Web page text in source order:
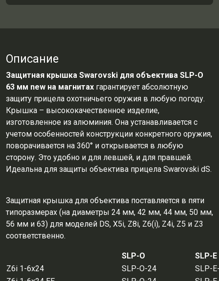
Описание
Защитная крышка Swarovski для объектива SLP-O
63 мм new на магнитах гарантирует абсолютную
защиту прицела охотничьего оружия в любую погоду.
Крышка – высококачественное изделие,
изготовленное из алюминия. Она устанавливается с
учетом особенностей конструкции конкретного оружия,
поворачивается на 360° и открывается в любую
сторону. Это удобно и для левшей, и для правшей.
Идеальна для защиты объектива прицела Swarovski dS.
Защитная крышка для объектива поставляется в пяти
типоразмерах (на диаметры 24 мм, 42 мм, 44 мм, 50 мм,
56 мм и 63) для моделей DS, X5i, Z8i, Z6(i), Z4i, Z5 и Z3
соответственно.
SLP-O
SLP-E
Z6i 1-6x24 SLP-O-24
SLP-